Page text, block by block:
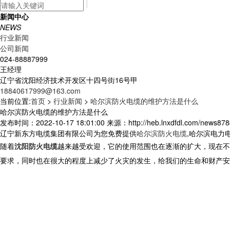
新闻中心
NEWS
行业新闻
公司新闻
024-88887999
王经理
辽宁省沈阳经济技术开发区十四号街16号甲
18840617999@163.com
当前位置:首页 > 行业新闻 > 哈尔滨防火电缆的维护方法是什么
哈尔滨防火电缆的维护方法是什么
发布时间：2022-10-17 18:01:00 来源：http://heb.lnxdfdl.com/
辽宁新东方电缆集团有限公司为您免费提供哈尔滨防火电缆,哈尔滨电力
随着沈阳防火电缆越来越受欢迎，它的使用范围也在逐渐的扩大，现在
要求，同时也在很大的程度上减少了火灾的发生，给我们的生命和财产